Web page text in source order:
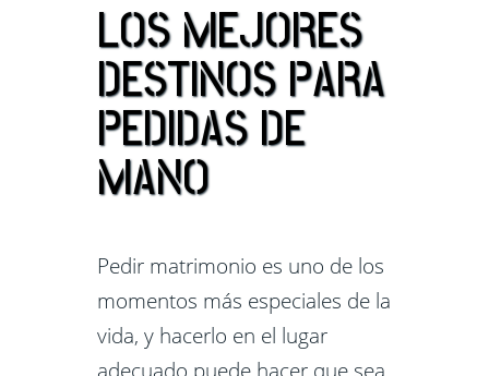
LOS MEJORES
DESTINOS PARA
PEDIDAS DE
MANO
Pedir matrimonio es uno de los
momentos más especiales de la
vida, y hacerlo en el lugar